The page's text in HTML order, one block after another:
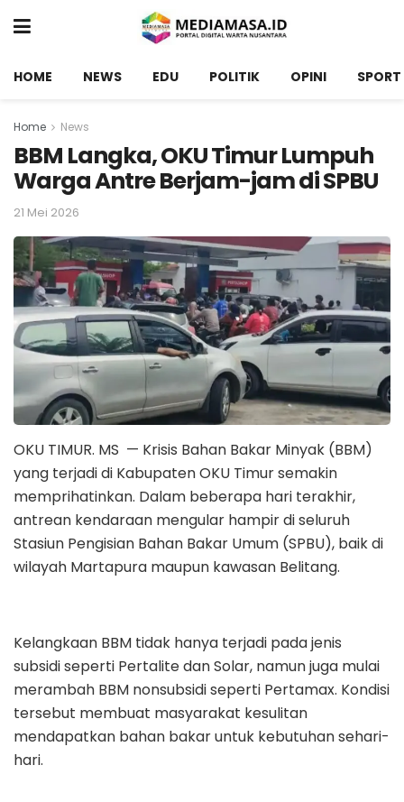
HOME NEWS EDU POLITIK OPINI SPORT
Home News
BBM Langka, OKU Timur Lumpuh
Warga Antre Berjam-jam di SPBU
21 Mei 2026
OKU TIMUR. MS — Krisis Bahan Bakar Minyak (BBM)
yang terjadi di Kabupaten OKU Timur semakin
memprihatinkan. Dalam beberapa hari terakhir,
antrean kendaraan mengular hampir di seluruh
Stasiun Pengisian Bahan Bakar Umum (SPBU), baik di
wilayah Martapura maupun kawasan Belitang.
Kelangkaan BBM tidak hanya terjadi pada jenis
subsidi seperti Pertalite dan Solar, namun juga mulai
merambah BBM nonsubsidi seperti Pertamax. Kondisi
tersebut membuat masyarakat kesulitan
mendapatkan bahan bakar untuk kebutuhan sehari-
hari.